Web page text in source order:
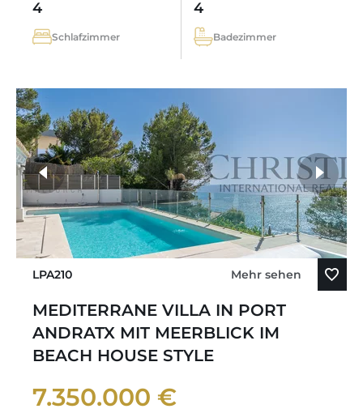
4
Schlafzimmer
4
Badezimmer
LPA210 Mehr sehen
MEDITERRANE VILLA IN PORT
ANDRATX MIT MEERBLICK IM
BEACH HOUSE STYLE
7.350.000 €